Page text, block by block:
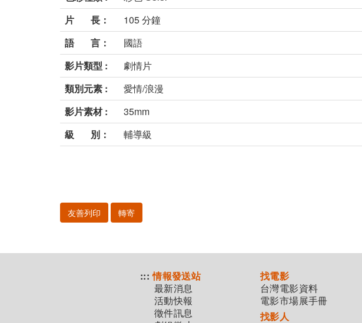
片 長：
105 分鐘
語 言：
國語
影片類型 :
劇情片
類別元素 :
愛情/浪漫
影片素材 :
35mm
級 別：
輔導級
友善列印 轉寄
::: 情報發送站
最新消息
活動快報
徵件訊息
找電影
台灣電影資料
電影市場展手冊
找影人